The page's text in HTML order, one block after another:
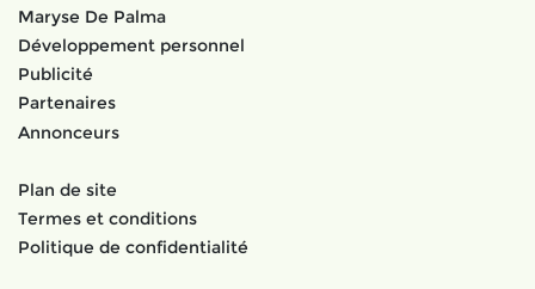
Maryse De Palma
Développement personnel
Publicité
Partenaires
Annonceurs
Plan de site
Termes et conditions
Politique de confidentialité